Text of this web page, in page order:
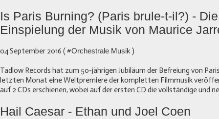
Is Paris Burning? (Paris brule-t-il?) -
Einspielung der Musik von Maurice
04 September 2016 ( #Orchestrale Musik )
Tadlow Records hat zum 50-jährigen Jubiläum der Befreiung von
letzten Monat eine Weltpremiere der kompletten Filmmusik
auf 2 CDs erschienen, wobei auf der ersten CD die vollständige und
Hail Caesar - Ethan und Joel Coen